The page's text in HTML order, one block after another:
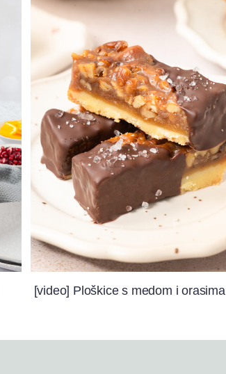
[video] Ploškice s medom i orasima